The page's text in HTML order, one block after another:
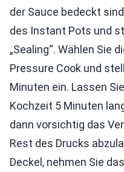
der Sauce bedeckt
des Instant Pots und
„Sealing“. Wählen Sie
Pressure Cook und
Minuten ein. Lassen
Kochzeit 5 Minuten
dann vorsichtig das
Rest des Drucks
Deckel, nehmen Sie